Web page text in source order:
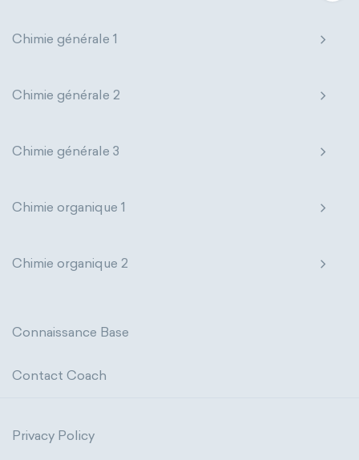
Chimie générale 1
Chimie générale 2
Chimie générale 3
Chimie organique 1
Chimie organique 2
Connaissance Base
Contact Coach
Privacy Policy